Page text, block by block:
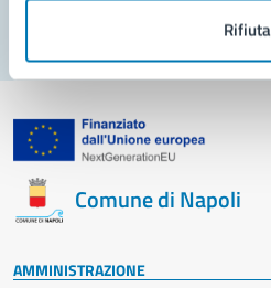
Rifiuta
Comune di Napoli
AMMINISTRAZIONE